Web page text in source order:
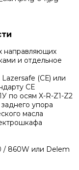
направляющих
и отдельное
(СЕ) или
СЕ
по осям X-R-Z1-Z2
упора
масла
/ 860W или Delem